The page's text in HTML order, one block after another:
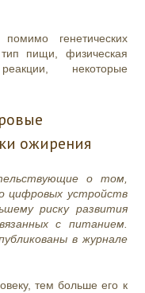
генетических
пищи, физическая
некоторые
ожирения
о том,
цифровых устройств
риску развития
с питанием.
в журнале
тем больше его к